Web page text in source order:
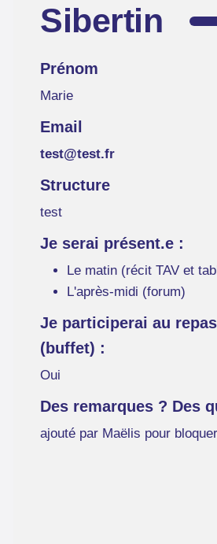
Sibertin
Prénom
Marie
Email
test@test.fr
Structure
test
Je serai présent.e :
Le matin (récit TAV et
L'après-midi (forum)
Je participerai au
(buffet) :
Oui
Des remarques ? Des
ajouté par Maëlis pour